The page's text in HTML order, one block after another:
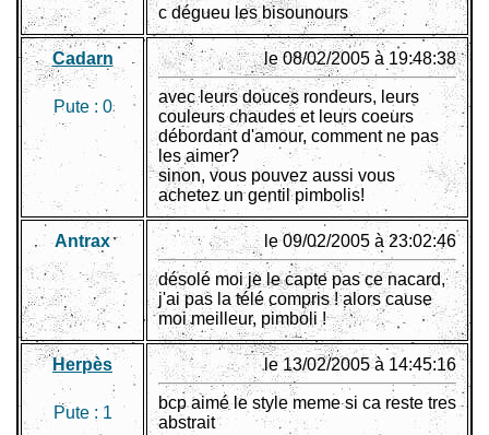
c dégueu les bisounours
Cadarn
Pute : 0
le 08/02/2005 à 19:48:38
avec leurs douces rondeurs, leurs
couleurs chaudes et leurs coeurs
débordant d'amour, comment ne pas
les aimer?
sinon, vous pouvez aussi vous
achetez un gentil pimbolis!
Antrax le 09/02/2005 à 23:02:46
désolé moi je le capte pas ce nacard,
j'ai pas la télé compris ! alors cause
moi meilleur, pimboli !
Herpès
Pute : 1
le 13/02/2005 à 14:45:16
bcp aimé le style meme si ca reste tres
abstrait